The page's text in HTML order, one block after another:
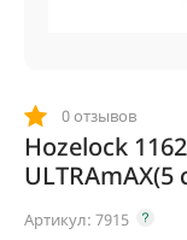
0 отзывов
Hozelock
Артикул: 7915